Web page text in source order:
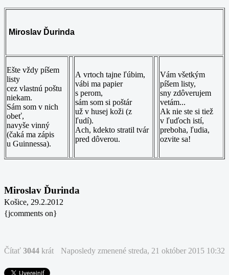
Miroslav Ďurinda
Ešte vždy píšem
listy
cez vlastnú poštu
niekam.
Sám som v nich
obeť,
navyše vinný
(čaká ma zápis
u Guinnessa).
A vrtoch tajne ľúbim,
vábi ma papier
s perom,
sám som si poštár
už v husej koži (z
ľudí).
Ach, kdekto stratil tvár
pred dôverou.
Vám všetkým
píšem listy,
sny zdôverujem
vetám...
Ak nie ste si tiež
v ľuďoch istí,
preboha, ľudia,
ozvite sa!
Miroslav Ďurinda
Košice, 29.2.2012
{jcomments on}
Čítať 3044 krát Naposledy zmenené streda, 21 október 2015 10:32